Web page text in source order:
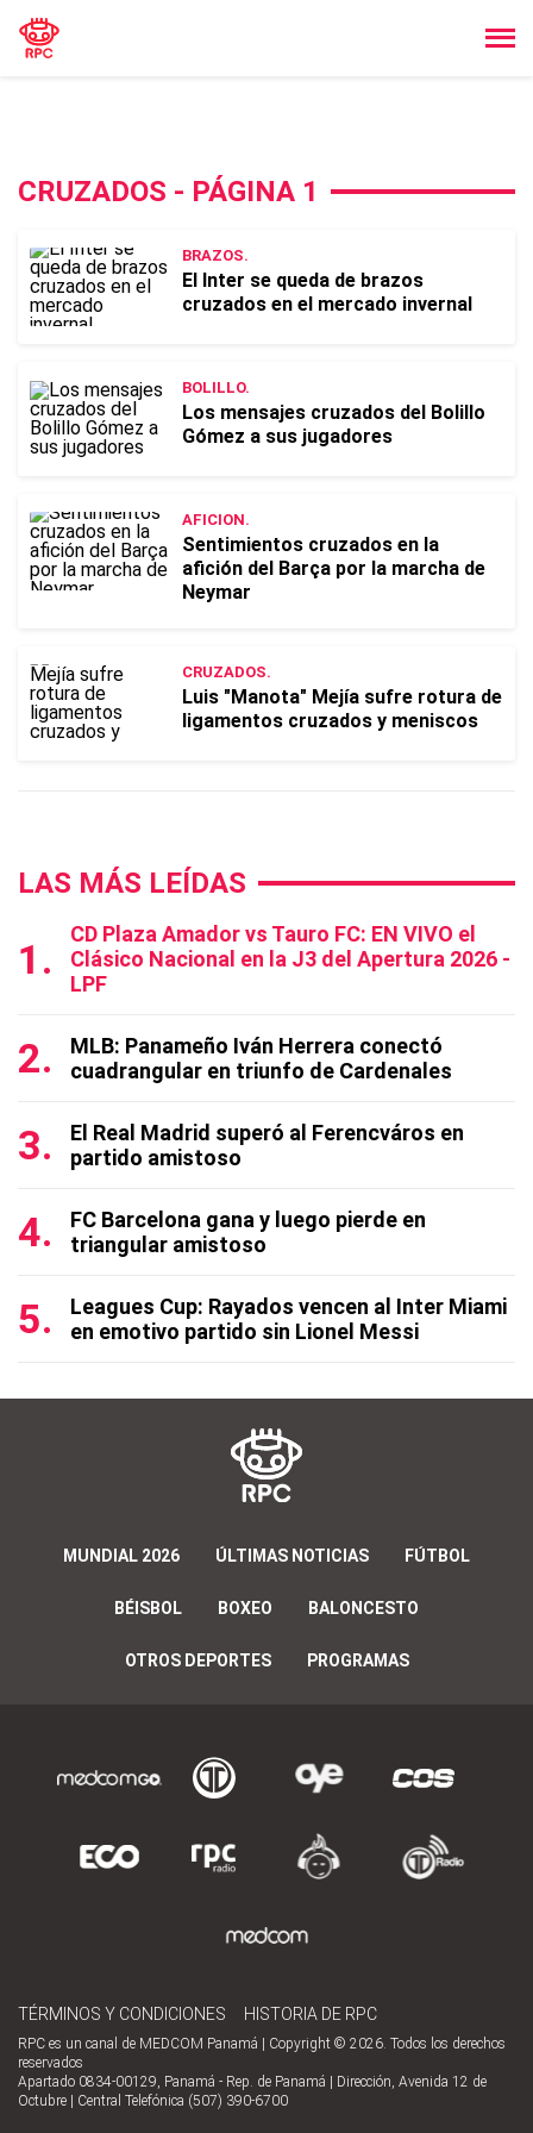
CRUZADOS - PÁGINA 1
BRAZOS.
El Inter se queda de brazos
cruzados en el mercado invernal
BOLILLO.
Los mensajes cruzados del Bolillo
Gómez a sus jugadores
AFICION.
Sentimientos cruzados en la
afición del Barça por la marcha de
Neymar
CRUZADOS.
Luis "Manota" Mejía sufre rotura de
ligamentos cruzados y meniscos
LAS MÁS LEÍDAS
CD Plaza Amador vs Tauro FC: EN VIVO el
Clásico Nacional en la J3 del Apertura 2026 -
LPF
MLB: Panameño Iván Herrera conectó
cuadrangular en triunfo de Cardenales
El Real Madrid superó al Ferencváros en
partido amistoso
FC Barcelona gana y luego pierde en
triangular amistoso
Leagues Cup: Rayados vencen al Inter Miami
en emotivo partido sin Lionel Messi
MUNDIAL 2026 ÚLTIMAS NOTICIAS FÚTBOL
BÉISBOL BOXEO BALONCESTO
OTROS DEPORTES PROGRAMAS
TÉRMINOS Y CONDICIONES HISTORIA DE RPC
RPC es un canal de MEDCOM Panamá | Copyright © 2026. Todos los derechos
reservados
Apartado 0834-00129, Panamá - Rep. de Panamá | Dirección, Avenida 12 de
Octubre | Central Telefónica (507) 390-6700